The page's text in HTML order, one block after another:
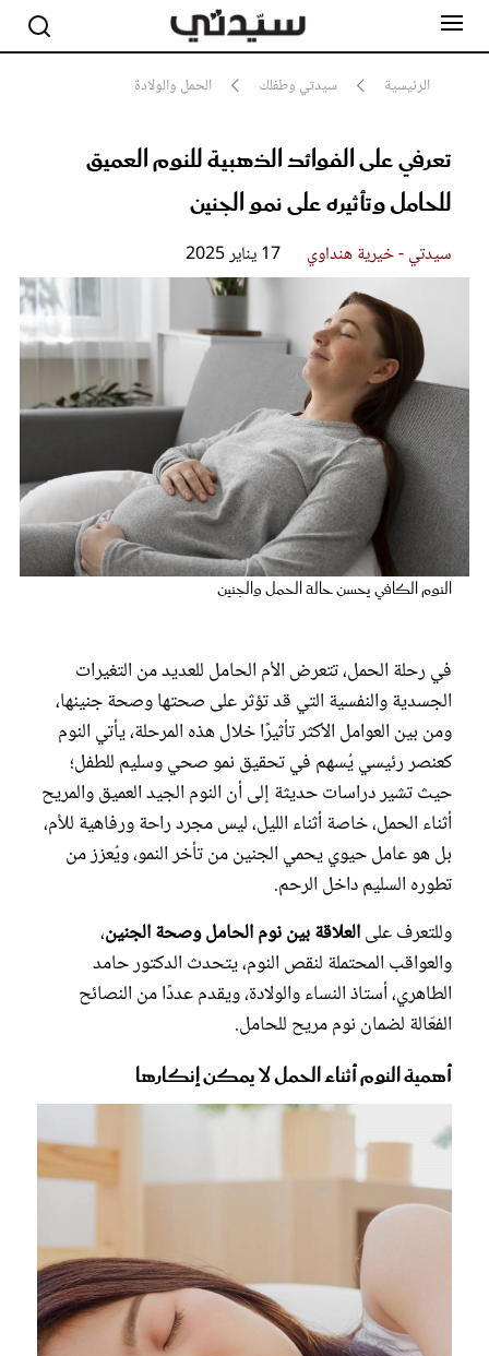
الرئيسية سيدتي وطفلك الحمل والولادة
تعرفي على الفوائد الذهبية للنوم العميق
للحامل وتأثيره على نمو الجنين
سيدتي - خيرية هنداوي 17 يناير 2025
النوم الكافي يحسن حالة الحمل والجنين
في رحلة الحمل، تتعرض الأم الحامل للعديد من التغيرات
الجسدية والنفسية التي قد تؤثر على صحتها وصحة جنينها،
ومن بين العوامل الأكثر تأثيرًا خلال هذه المرحلة، يأتي النوم
كعنصر رئيسي يُسهم في تحقيق نمو صحي وسليم للطفل؛
حيث تشير دراسات حديثة إلى أن النوم الجيد العميق والمريح
أثناء الحمل، خاصة أثناء الليل، ليس مجرد راحة ورفاهية للأم،
بل هو عامل حيوي يحمي الجنين من تأخر النمو، ويُعزز من
تطوره السليم داخل الرحم.
وللتعرف علىالعلاقة بين نوم الحامل وصحة الجنين،
والعواقب المحتملة لنقص النوم، يتحدث الدكتور حامد
الطاهري، أستاذ النساء والولادة، ويقدم عددًا من النصائح
الفعّالة لضمان نوم مريح للحامل.
أهمية النوم أثناء الحمل لا يمكن إنكارها
مشاهير
جمال
سيدتي وطفلك
لايف ستايل
مطبخ سيدتي
مقالات الرأي
ستايل
تقارير
عروس سيدتي
مجلة سيدتي